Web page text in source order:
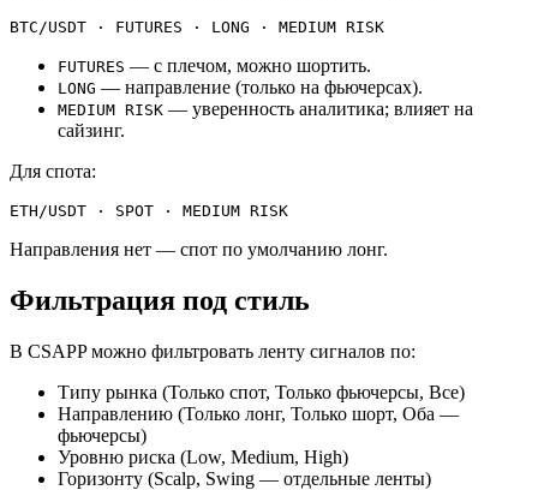
FUTURES — с плечом, можно шортить.
LONG — направление (только на фьючерсах).
MEDIUM RISK — уверенность аналитика; влияет на
сайзинг.
Для спота:
Направления нет — спот по умолчанию лонг.
Фильтрация под стиль
В CSAPP можно фильтровать ленту сигналов по:
Типу рынка (Только спот, Только фьючерсы, Все)
Направлению (Только лонг, Только шорт, Оба —
фьючерсы)
Уровню риска (Low, Medium, High)
Горизонту (Scalp, Swing — отдельные ленты)